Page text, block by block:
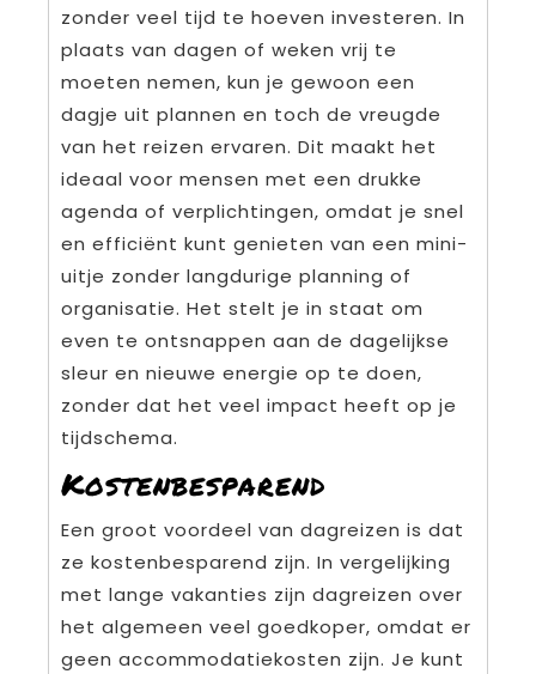
zonder veel tijd te hoeven investeren. In
plaats van dagen of weken vrij te
moeten nemen, kun je gewoon een
dagje uit plannen en toch de vreugde
van het reizen ervaren. Dit maakt het
ideaal voor mensen met een drukke
agenda of verplichtingen, omdat je snel
en efficiënt kunt genieten van een mini-
uitje zonder langdurige planning of
organisatie. Het stelt je in staat om
even te ontsnappen aan de dagelijkse
sleur en nieuwe energie op te doen,
zonder dat het veel impact heeft op je
tijdschema.
Kostenbesparend
Een groot voordeel van dagreizen is dat
ze kostenbesparend zijn. In vergelijking
met lange vakanties zijn dagreizen over
het algemeen veel goedkoper, omdat er
geen accommodatiekosten zijn. Je kunt